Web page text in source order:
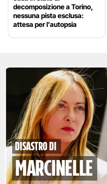
decomposizione a Torino,
nessuna pista esclusa:
attesa per l’autopsia
disastro di
marcinelle